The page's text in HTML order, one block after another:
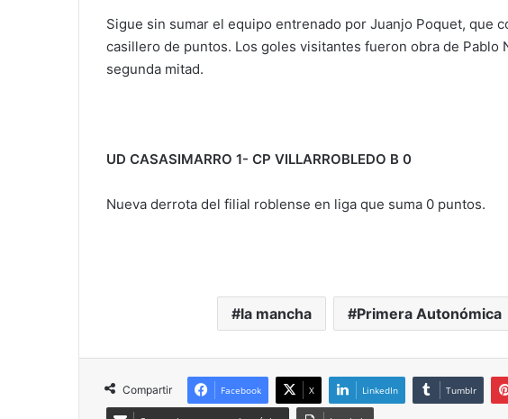
Sigue sin sumar el equipo entrenado por Juanjo Poquet, que
casillero de puntos. Los goles visitantes fueron obra de Pablo
segunda mitad.
UD CASASIMARRO 1- CP VILLARROBLEDO B 0
Nueva derrota del filial roblense en liga que suma 0 puntos.
la mancha Primera Autonómica
Compartir Facebook X LinkedIn Tumblr